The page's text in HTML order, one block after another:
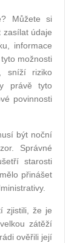
Můžete si
zasílat údaje
informace
možnosti
sníží riziko
právě tyto
povinnosti
být noční
Správné
starosti
přinášet
zjistili, že je
zátěží
ověřili její